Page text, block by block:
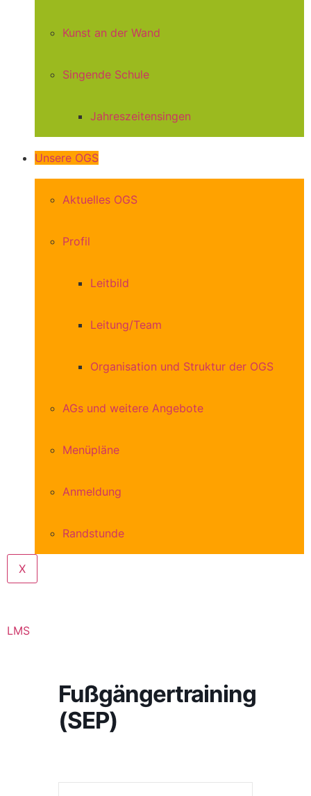
Kunst an der Wand
Singende Schule
Jahreszeitensingen
Unsere OGS
Aktuelles OGS
Profil
Leitbild
Leitung/Team
Organisation und Struktur der OGS
AGs und weitere Angebote
Menüpläne
Anmeldung
Randstunde
X
LMS
Fußgängertraining
(SEP)